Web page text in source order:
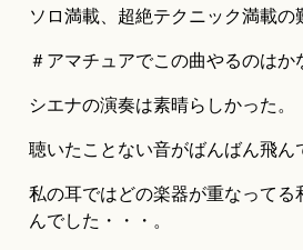
ソロ満載、超絶テクニック満載の
＃アマチュアでこの曲やるのはか
シエナの演奏は素晴らしかった。
聴いたことない音がばんばん飛ん
私の耳ではどの楽器が重なってる
んでした・・・。